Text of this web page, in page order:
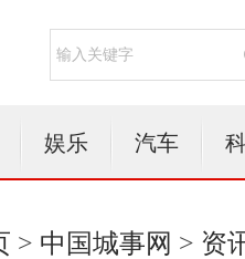
娱乐 汽车
> 中国城事网 > 资